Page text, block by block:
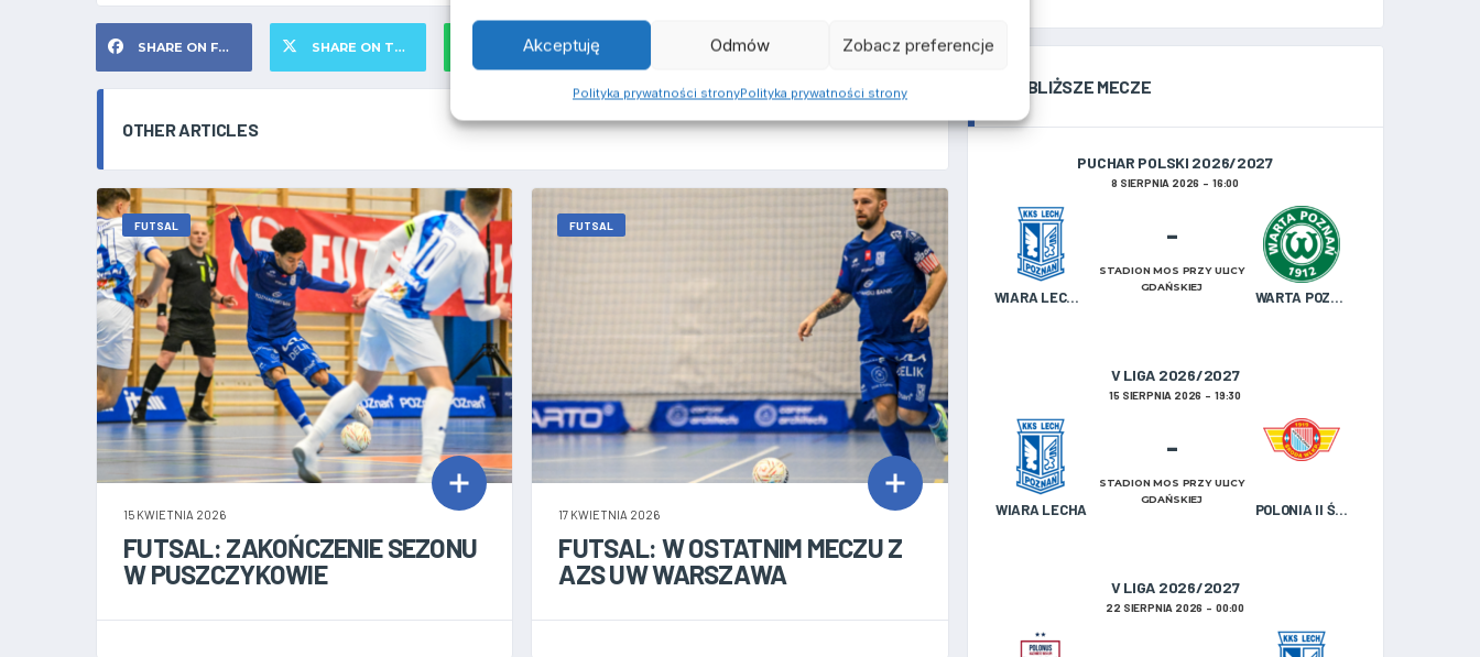
Akceptuję Odmów Zobacz preferencje
Polityka prywatności stronyPolityka prywatności strony
SHARE ON FACEBOOK SHARE ON TWITTER SHARE ON WHATSAPP SHARE ON TELEGRAM SHARE ON LINKEDIN
OTHER ARTICLES
FUTSAL
15 KWIETNIA 2026
FUTSAL: ZAKOŃCZENIE SEZONU
W PUSZCZYKOWIE
FUTSAL
17 KWIETNIA 2026
FUTSAL: W OSTATNIM MECZU Z
AZS UW WARSZAWA
NAJBLIŻSZE MECZE
PUCHAR POLSKI 2026/2027
8 SIERPNIA 2026 16:00
WIARA LECHA OLDBOJE WARTA POZNAŃ U-19
-
STADION MOS PRZY ULICY
GDAŃSKIEJ
V LIGA 2026/2027
15 SIERPNIA 2026 19:30
WIARA LECHA POLONIA II ŚRODA WIELKOPOLSKA
-
STADION MOS PRZY ULICY
GDAŃSKIEJ
V LIGA 2026/2027
22 SIERPNIA 2026 00:00